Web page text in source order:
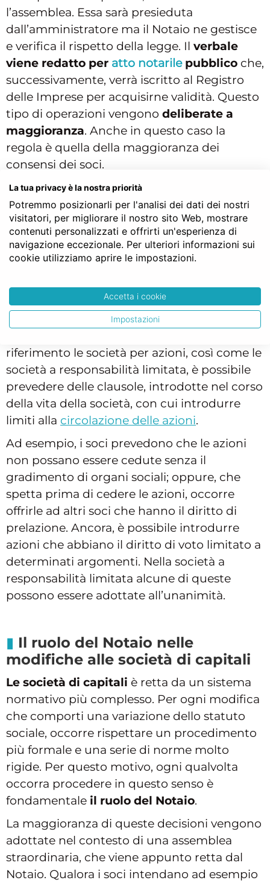
l’assemblea. Essa sarà presieduta
dall’amministratore ma il Notaio ne gestisce
e verifica il rispetto della legge. Il verbale
viene redatto per atto notarilepubblico che,
successivamente, verrà iscritto al Registro
delle Imprese per acquisirne validità. Questo
tipo di operazioni vengono deliberate a
maggioranza. Anche in questo caso la
regola è quella della maggioranza dei
consensi dei soci.
Modifiche alle clausole
statutarie
Tra le modifiche più diffuse che vengono
delibere assembleari dal
Notaioe che riguardano la vita della società,
influendo sul suo funzionamento, abbiamo
le clausole relative alla circolazione delle
riferimento le società per azioni, così come le
società a responsabilità limitata, è possibile
prevedere delle clausole, introdotte nel corso
della vita della società, con cui introdurre
limiti alla circolazione delle azioni.
Ad esempio, i soci prevedono che le azioni
non possano essere cedute senza il
gradimento di organi sociali; oppure, che
spetta prima di cedere le azioni, occorre
offrirle ad altri soci che hanno il diritto di
prelazione. Ancora, è possibile introdurre
azioni che abbiano il diritto di voto limitato a
determinati argomenti. Nella società a
responsabilità limitata alcune di queste
possono essere adottate all’unanimità.
Il ruolo del Notaio nelle
modifiche alle società di capitali
Le società di capitali è retta da un sistema
normativo più complesso. Per ogni modifica
che comporti una variazione dello statuto
sociale, occorre rispettare un procedimento
più formale e una serie di norme molto
rigide. Per questo motivo, ogni qualvolta
occorra procedere in questo senso è
fondamentale il ruolo del Notaio.
La maggioranza di queste decisioni vengono
adottate nel contesto di una assemblea
straordinaria, che viene appunto retta dal
Notaio. Qualora i soci intendano ad esempio
La tua privacy è la nostra priorità
Potremmo posizionarli per l'analisi dei dati dei nostri
visitatori, per migliorare il nostro sito Web, mostrare
contenuti personalizzati e offrirti un'esperienza di
navigazione eccezionale. Per ulteriori informazioni sui
cookie utilizziamo aprire le impostazioni.
Accetta i cookie
Impostazioni